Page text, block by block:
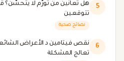
5
هل تعانين من تورّم لا يتحسّن؟
تتوقعين
نصائح صحية
6
نقص فيتامين د الأعراض
تعالج المشكلة